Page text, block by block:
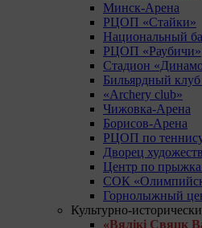
Минск-Арена
РЦОП «Стайки»
Национальный
РЦОП «Раубичи»
Стадион
Бильярдный
«Archery club»
Чижовка-Арена
Борисов-Арена
РЦОП по
Дворец
Центр по
СОК
Горнолыжный
Культурно-
«Вялікі Свяцк